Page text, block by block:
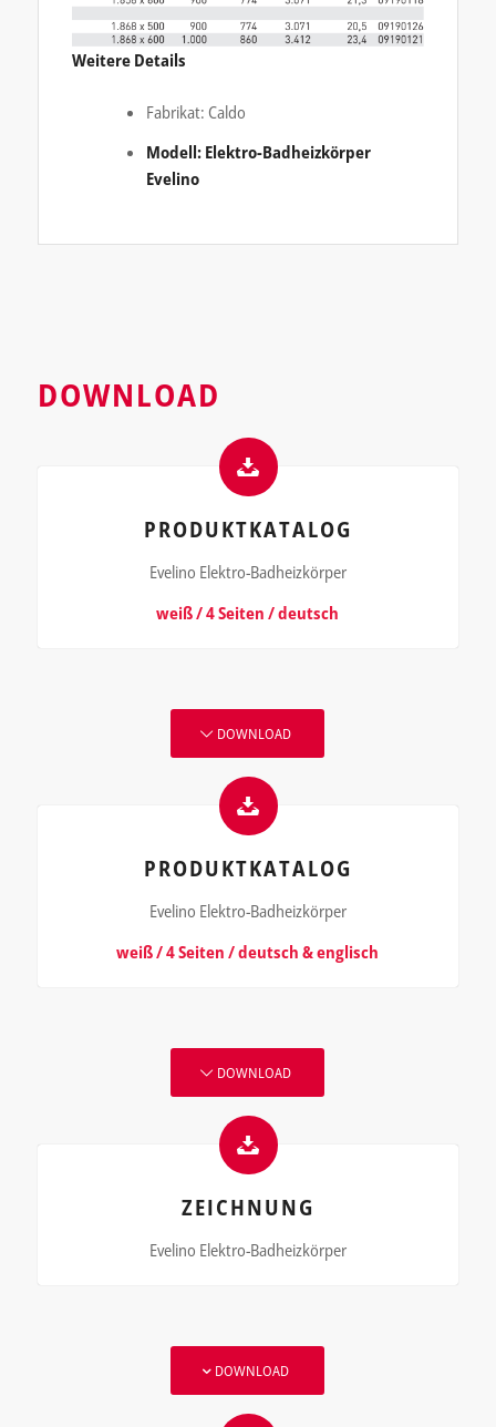
Weitere Details
Fabrikat: Caldo
Modell: Elektro-Badheizkörper
Evelino
DOWNLOAD
PRODUKTKATALOG
Evelino Elektro-Badheizkörper
weiß / 4 Seiten / deutsch
DOWNLOAD
PRODUKTKATALOG
Evelino Elektro-Badheizkörper
weiß / 4 Seiten / deutsch & englisch
DOWNLOAD
ZEICHNUNG
Evelino Elektro-Badheizkörper
DOWNLOAD